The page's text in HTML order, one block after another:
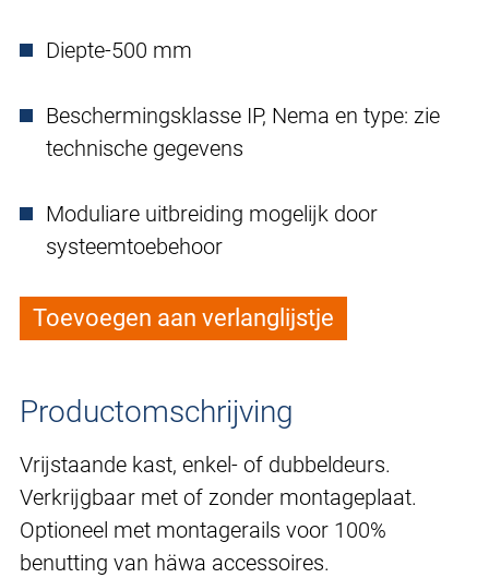
Diepte-500 mm
Beschermingsklasse IP, Nema en type: zie
technische gegevens
Moduliare uitbreiding mogelijk door
systeemtoebehoor
Toevoegen aan verlanglijstje
Productomschrijving
Vrijstaande kast, enkel- of dubbeldeurs.
Verkrijgbaar met of zonder montageplaat.
Optioneel met montagerails voor 100%
benutting van häwa accessoires.